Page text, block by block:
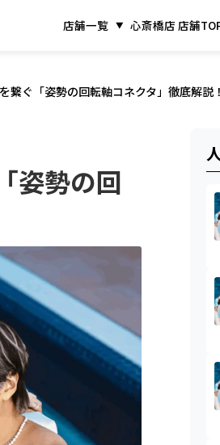
店舗一覧 心斎橋店 店舗
繋ぐ「姿勢の回転軸コネクタ」徹底解説！
姿勢の回